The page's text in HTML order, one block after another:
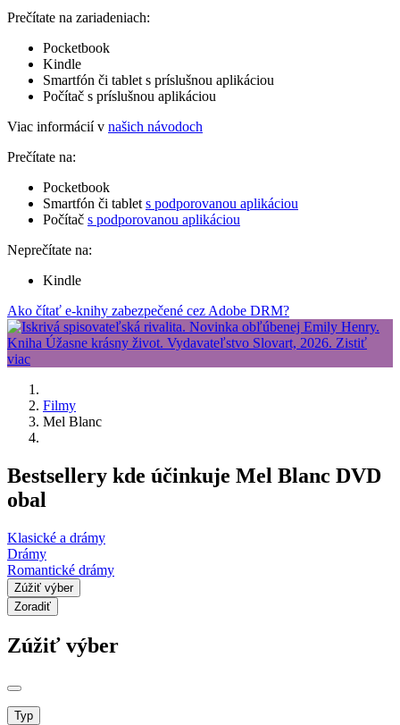
Prečítate na zariadeniach:
Pocketbook
Kindle
Smartfón či tablet s príslušnou aplikáciou
Počítač s príslušnou aplikáciou
Viac informácií v našich návodoch
Prečítate na:
Pocketbook
Smartfón či tablet s podporovanou aplikáciou
Počítač s podporovanou aplikáciou
Neprečítate na:
Kindle
Ako čítať e-knihy zabezpečené cez Adobe DRM?
Filmy
Mel Blanc
Bestsellery kde účinkuje Mel Blanc DVD
obal
Klasické a drámy
Drámy
Romantické drámy
Zúžiť výber
Zoradiť
Zúžiť výber
Typ